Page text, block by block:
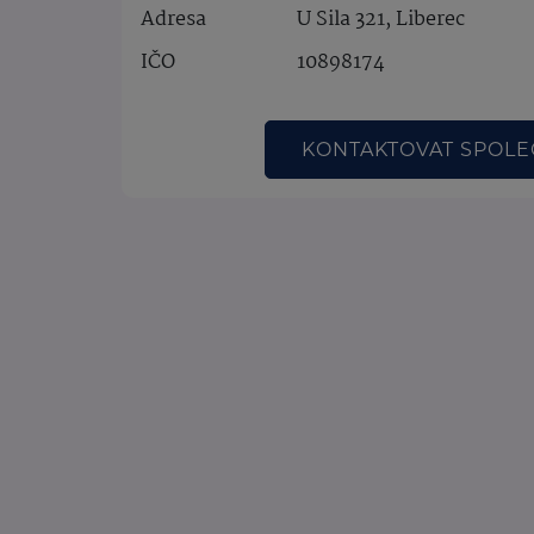
Adresa
U Sila 321, Liberec
IČO
10898174
KONTAKTOVAT